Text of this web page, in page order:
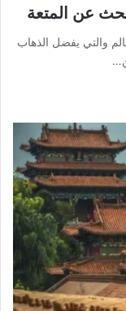
عن المتعة
والتي يفضل الذهاب